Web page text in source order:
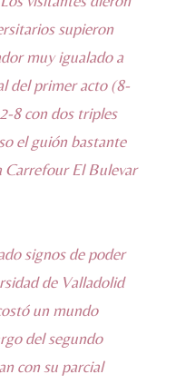
supieron
muy igualado a
del primer acto (8-
8 con dos triples
el guión bastante
Carrefour El Bulevar
signos de poder
de Valladolid
un mundo
del segundo
con su parcial